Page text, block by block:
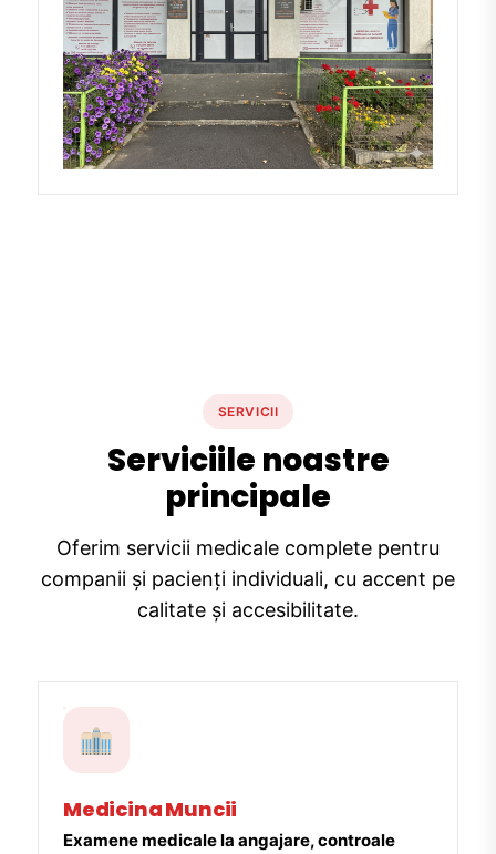
SERVICII
Serviciile noastre
principale
Oferim servicii medicale complete pentru
companii și pacienți individuali, cu accent pe
calitate și accesibilitate.
Medicina Muncii
Examene medicale la angajare, controale